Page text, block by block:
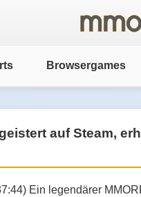
Browsergames
auf Steam,
Ein legendärer